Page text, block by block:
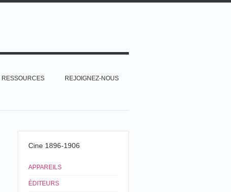
RESSOURCES REJOIGNEZ-NOUS
Cine 1896-1906
APPAREILS
ÉDITEURS